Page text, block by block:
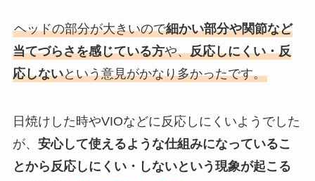
ヘッドの部分が大きいので細かい部分や関節など
当てづらさを感じている方や、反応しにくい・反
応しないという意見がかなり多かったです。
日焼けした時やVIOなどに反応しにくいようでした
が、 安心して使えるような仕組みになっているこ
とから反応しにくい・しないという現象が起こる